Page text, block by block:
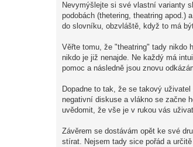
Nevymýšlejte si své vlastní varianty
podobách (thetering, theatring
do slovníku, obzvláště, když to má
Věřte tomu, že "theatring" tady nikdo
nikdo je již nenajde. Ne každý má
pomoc a následně jsou znovu
Dopadne to tak, že se takový
negativní diskuse a vlákno se začne
uvědomit, že vše je v rukou vás
Závěrem se dostávám opět ke své
stírat. Nejsem tady sice pořád a